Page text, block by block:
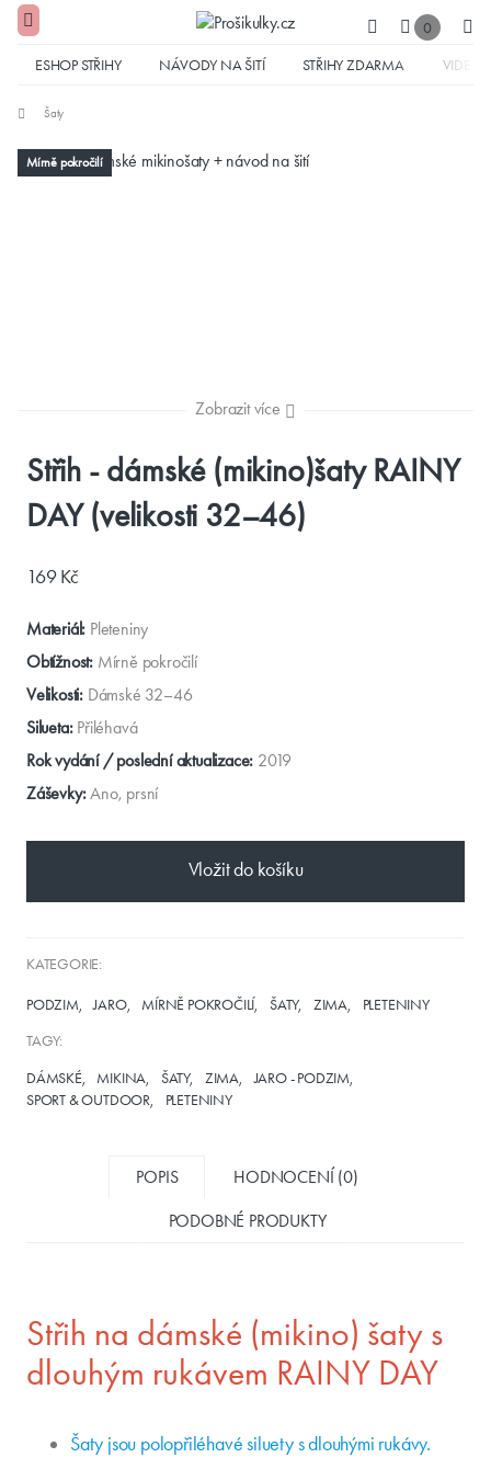
0
ESHOP STŘIHY NÁVODY NA ŠITÍ STŘIHY ZDARMA VIDEA
Šaty
Zobrazit více
Mírně pokročilí
Střih - dámské (mikino)šaty RAINY
DAY (velikosti 32–46)
169 Kč
Materiál: Pleteniny
Obtížnost: Mírně pokročilí
Velikosti: Dámské 32–46
Silueta: Přiléhavá
Rok vydání / poslední aktualizace: 2019
Záševky: Ano, prsní
Vložit do košíku
KATEGORIE:
PODZIM JARO MÍRNĚ POKROČILÍ ŠATY ZIMA PLETENINY
TAGY:
DÁMSKÉ MIKINA ŠATY ZIMA
JARO - PODZIM
SPORT & OUTDOOR
PLETENINY
POPIS HODNOCENÍ (0)
PODOBNÉ PRODUKTY
Střih na dámské (mikino) šaty s
dlouhým rukávem RAINY DAY
Šaty jsou polopřiléhavé siluety s dlouhými rukávy.